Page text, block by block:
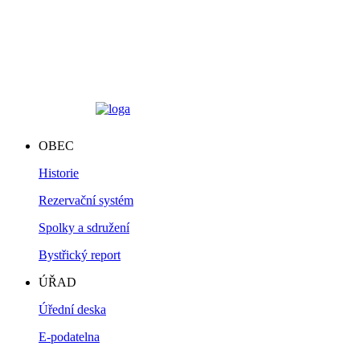
OBEC
Historie
Rezervační systém
Spolky a sdružení
Bystřický report
ÚŘAD
Úřední deska
E-podatelna